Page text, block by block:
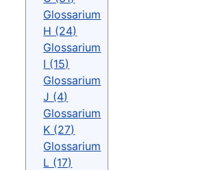
Glossarium
H (24)
Glossarium
I (15)
Glossarium
J (4)
Glossarium
K (27)
Glossarium
L (17)